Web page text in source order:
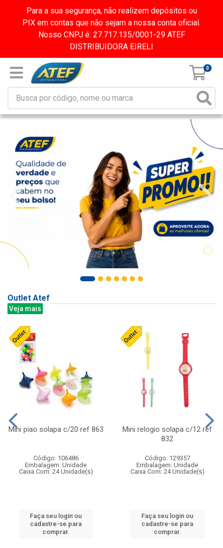
Para a sua segurança, não realizem depósitos ou
PIX em contas que não sejam a nossa conta oficial.
Nosso CNPJ é: 27.717.135/0001-29 ATEF
DISTRIBUIDORA EIRELI
0
Outlet Atef
Veja mais
Mini piao solapa c/20 ref 863
Código: 106486
Embalagem: Unidade
Caixa Com: 24 Unidade(s)
Faça seu login ou
cadastre-se para
comprar.
Mini relogio solapa c/12 ref
832
Código: 129357
Embalagem: Unidade
Caixa Com: 24 Unidade(s)
Faça seu login ou
cadastre-se para
comprar.